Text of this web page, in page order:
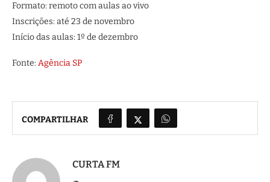
Formato: remoto com aulas ao vivo
Inscrições: até 23 de novembro
Início das aulas: 1º de dezembro
Fonte: Agência SP
COMPARTILHAR
CURTA FM